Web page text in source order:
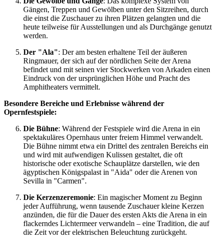
Gängen, Treppen und Gewölben unter den Sitzreihen, durch
die einst die Zuschauer zu ihren Plätzen gelangten und die
heute teilweise für Ausstellungen und als Durchgänge genutzt
werden.
Der "Ala": Der am besten erhaltene Teil der äußeren
Ringmauer, der sich auf der nördlichen Seite der Arena
befindet und mit seinen vier Stockwerken von Arkaden einen
Eindruck von der ursprünglichen Höhe und Pracht des
Amphitheaters vermittelt.
Besondere Bereiche und Erlebnisse während der
Opernfestspiele:
Die Bühne: Während der Festspiele wird die Arena in ein
spektakuläres Opernhaus unter freiem Himmel verwandelt.
Die Bühne nimmt etwa ein Drittel des zentralen Bereichs ein
und wird mit aufwendigen Kulissen gestaltet, die oft
historische oder exotische Schauplätze darstellen, wie den
ägyptischen Königspalast in "Aida" oder die Arenen von
Sevilla in "Carmen".
Die Kerzenzeremonie: Ein magischer Moment zu Beginn
jeder Aufführung, wenn tausende Zuschauer kleine Kerzen
anzünden, die für die Dauer des ersten Akts die Arena in ein
flackerndes Lichtermeer verwandeln – eine Tradition, die auf
die Zeit vor der elektrischen Beleuchtung zurückgeht.